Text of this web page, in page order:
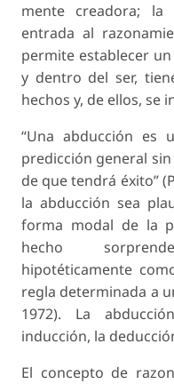
mente creadora;
entrada al
permite establecer
y dentro del ser,
hechos y, de ellos, se
“Una abducción es
predicción general
de que tendrá éxito”
la abducción sea
forma modal de la
hecho
hipotéticamente
regla determinada a
1972). La
inducción, la
El concepto de